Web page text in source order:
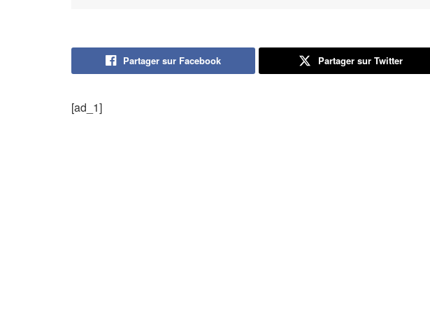
Partager sur Facebook Partager sur Twitter
[ad_1]